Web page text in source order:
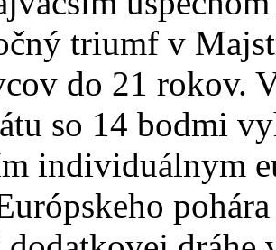
triumf v
do 21 rokov.
so 14 bodmi
individuálnym